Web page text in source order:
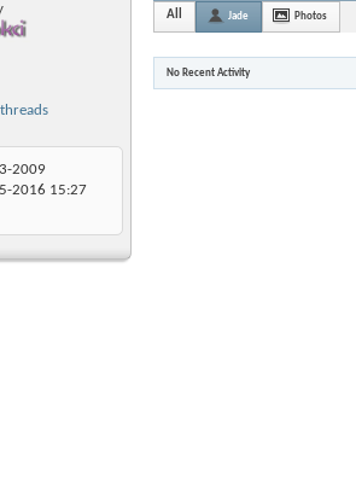
2009
2016 15:27
All Jade Photos
No Recent Activity